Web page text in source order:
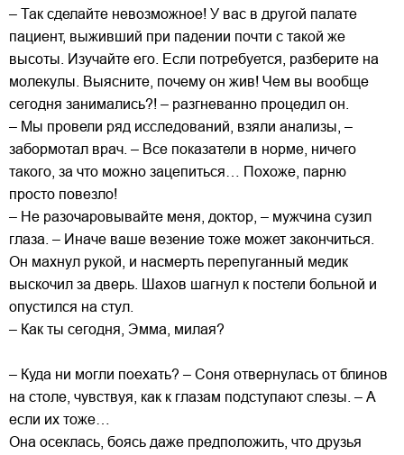
– Так сделайте невозможное! У вас в другой палате
пациент, выживший при падении почти с такой же
высоты. Изучайте его. Если потребуется, разберите на
молекулы. Выясните, почему он жив! Чем вы вообще
сегодня занимались?! – разгневанно процедил он.
– Мы провели ряд исследований, взяли анализы, –
забормотал врач. – Все показатели в норме, ничего
такого, за что можно зацепиться… Похоже, парню
просто повезло!
– Не разочаровывайте меня, доктор, – мужчина сузил
глаза. – Иначе ваше везение тоже может закончиться.
Он махнул рукой, и насмерть перепуганный медик
выскочил за дверь. Шахов шагнул к постели больной и
опустился на стул.
– Как ты сегодня, Эмма, милая?
– Куда ни могли поехать? – Соня отвернулась от блинов
на столе, чувствуя, как к глазам подступают слезы. – А
если их тоже…
Она осеклась, боясь даже предположить, что друзья